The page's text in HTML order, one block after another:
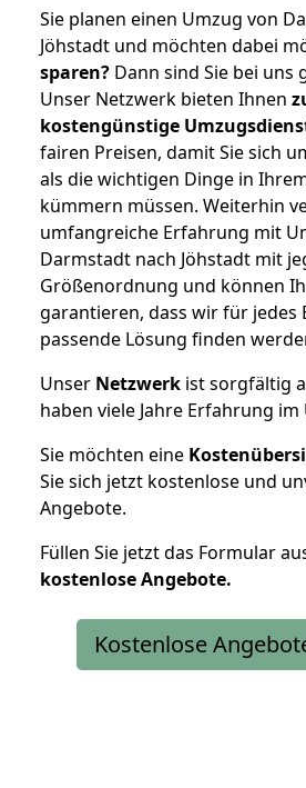
Sie planen einen Umzug von
Jöhstadt und möchten dabei
sparen? Dann sind Sie bei uns
Unser Netzwerk bieten Ihnen
kostengünstige
fairen Preisen, damit Sie sich
als die wichtigen Dinge in
kümmern müssen. Weiterhin
umfangreiche Erfahrung mit
Darmstadt nach Jöhstadt mit
Größenordnung und können
garantieren, dass wir für jedes
passende Lösung finden
Unser Netzwerk ist sorgfältig
haben viele Jahre Erfahrung
Sie möchten eine
Sie sich jetzt kostenlose und
Angebote.
Füllen Sie jetzt das Formular
kostenloseAngebote.
Kostenlose